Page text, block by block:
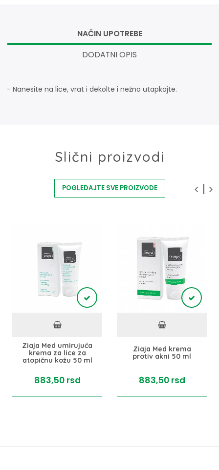
NAČIN UPOTREBE
DODATNI OPIS
- Nanesite na lice, vrat i dekolte i nežno utapkajte.
Slični proizvodi
POGLEDAJTE SVE PROIZVODE
Ziaja Med umirujuća
krema za lice za
atopičnu kožu 50 ml
883,50 rsd
Ziaja Med krema
protiv akni 50 ml
883,50 rsd